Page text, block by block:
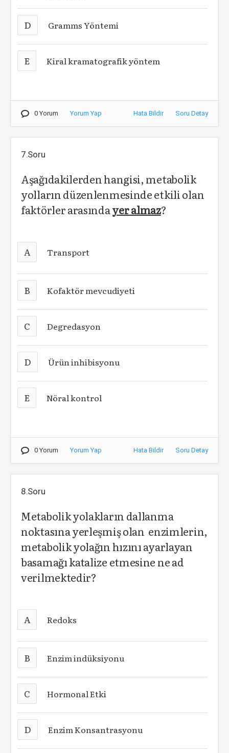
D Gramms Yöntemi
E Kiral kramatografik yöntem
0 Yorum Yorum Yap Hata Bildir Soru Detay
7.Soru
Aşağıdakilerden hangisi, metabolik
yolların düzenlenmesinde etkili olan
faktörler arasındayer almaz?
A Transport
B Kofaktör mevcudiyeti
C Degredasyon
D Ürün inhibisyonu
E Nöral kontrol
0 Yorum Yorum Yap Hata Bildir Soru Detay
8.Soru
Metabolik yolakların dallanma
noktasına yerleşmiş olan enzimlerin,
metabolik yolağın hızını ayarlayan
basamağı katalize etmesine ne ad
verilmektedir?
A Redoks
B Enzim indüksiyonu
C Hormonal Etki
D Enzim Konsantrasyonu